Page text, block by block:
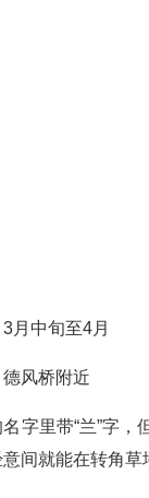
月中旬至4月
风桥附近
名字里带“兰”字
间就能在转角草